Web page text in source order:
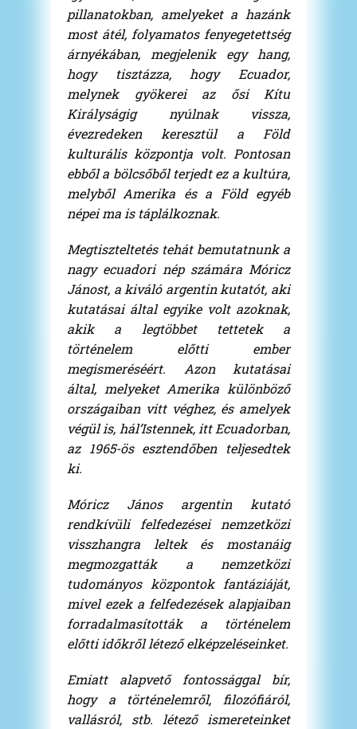
pillanatokban, amelyeket a hazánk
most átél, folyamatos fenyegetettség
árnyékában, megjelenik egy hang,
hogy tisztázza, hogy Ecuador,
melynek gyökerei az ősi Kítu
Királyságig nyúlnak vissza,
évezredeken keresztül a Föld
kulturális központja volt. Pontosan
ebből a bölcsőből terjedt ez a kultúra,
melyből Amerika és a Föld egyéb
népei ma is táplálkoznak.
Megtiszteltetés tehát bemutatnunk a
nagy ecuadori nép számára Móricz
Jánost, a kiváló argentin kutatót, aki
kutatásai által egyike volt azoknak,
akik a legtöbbet tettetek a
történelem előtti ember
megismeréséért. Azon kutatásai
által, melyeket Amerika különböző
országaiban vitt véghez, és amelyek
végül is, hál’Istennek, itt Ecuadorban,
az 1965-ös esztendőben teljesedtek
ki.
Móricz János argentin kutató
rendkívüli felfedezései nemzetközi
visszhangra leltek és mostanáig
megmozgatták a nemzetközi
tudományos központok fantáziáját,
mivel ezek a felfedezések alapjaiban
forradalmasították a történelem
előtti időkről létező elképzeléseinket.
Emiatt alapvető fontossággal bír,
hogy a történelemről, filozófiáról,
vallásról, stb. létező ismereteinket